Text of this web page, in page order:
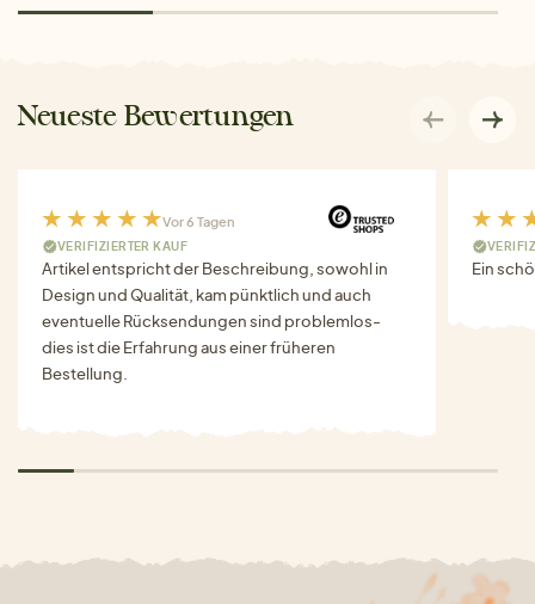
Neueste Bewertungen
Vor 6 Tagen
VERIFIZIERTER KAUF
Artikel entspricht der Beschreibung, sowohl in
Design und Qualität, kam pünktlich und auch
eventuelle Rücksendungen sind problemlos-
dies ist die Erfahrung aus einer früheren
Bestellung.
Ein